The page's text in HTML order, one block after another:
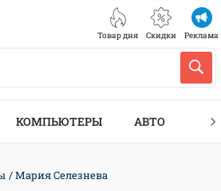
Товар дня Скидки Реклама
КОМПЬЮТЕРЫ АВТО
Мария Селезнева